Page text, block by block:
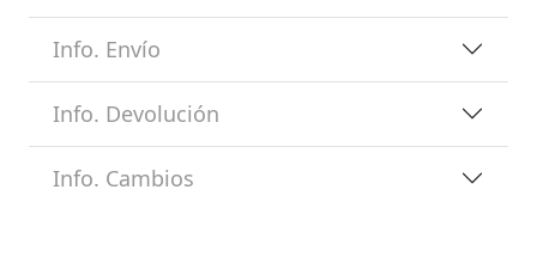
Info. Envío
Info. Devolución
Info. Cambios